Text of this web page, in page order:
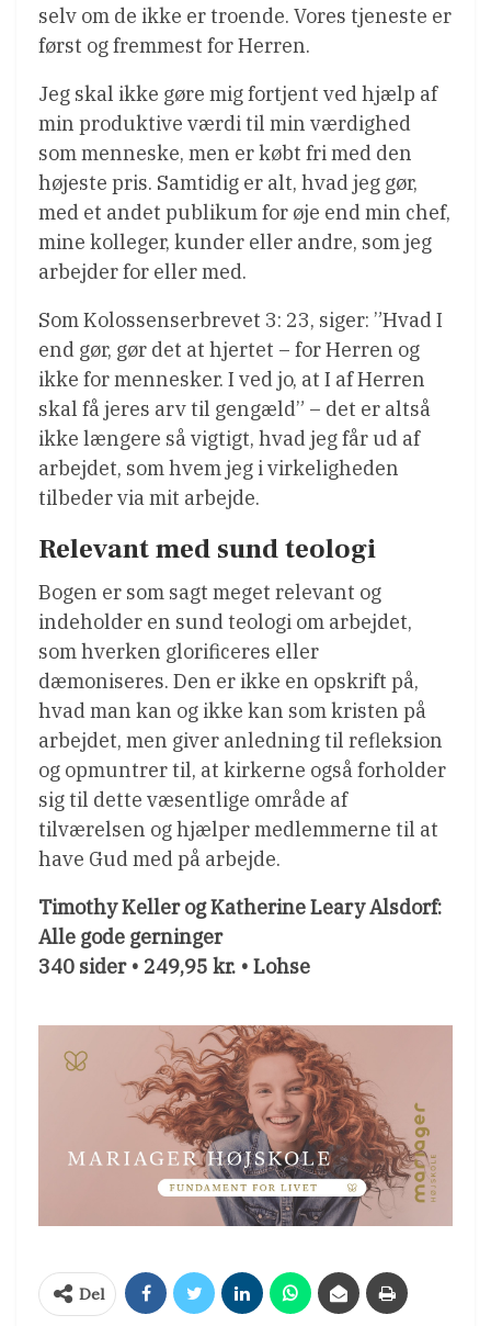
selv om de ikke er troende. Vores tjeneste er
først og fremmest for Herren.
Jeg skal ikke gøre mig fortjent ved hjælp af
min produktive værdi til min værdighed
som menneske, men er købt fri med den
højeste pris. Samtidig er alt, hvad jeg gør,
med et andet publikum for øje end min chef,
mine kolleger, kunder eller andre, som jeg
arbejder for eller med.
Som Kolossenserbrevet 3: 23, siger: ”Hvad I
end gør, gør det at hjertet – for Herren og
ikke for mennesker. I ved jo, at I af Herren
skal få jeres arv til gengæld” – det er altså
ikke længere så vigtigt, hvad jeg får ud af
arbejdet, som hvem jeg i virkeligheden
tilbeder via mit arbejde.
Relevant med sund teologi
Bogen er som sagt meget relevant og
indeholder en sund teologi om arbejdet,
som hverken glorificeres eller
dæmoniseres. Den er ikke en opskrift på,
hvad man kan og ikke kan som kristen på
arbejdet, men giver anledning til refleksion
og opmuntrer til, at kirkerne også forholder
sig til dette væsentlige område af
tilværelsen og hjælper medlemmerne til at
have Gud med på arbejde.
Timothy Keller og Katherine Leary Alsdorf:
Alle gode gerninger
340 sider • 249,95 kr. • Lohse
Del